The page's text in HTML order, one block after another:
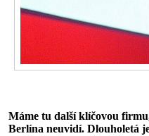
Máme tu další klíčovou
Berlína neuvidí. Dlouholetá